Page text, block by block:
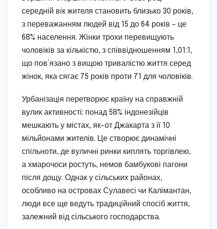
середній вік жителя становить близько 30 років,
з переважанням людей від 15 до 64 років – це
68% населення. Жінки трохи перевищують
чоловіків за кількістю, з співвідношенням 1,01:1,
що пов’язано з вищою тривалістю життя серед
жінок, яка сягає 75 років проти 71 для чоловіків.
Урбанізація перетворює країну на справжній
вулик активності: понад 58% індонезійців
мешкають у містах, як-от Джакарта з її 10
мільйонами жителів. Це створює динамічні
спільноти, де вуличні ринки киплять торгівлею,
а хмарочоси ростуть, немов бамбукові пагони
після дощу. Однак у сільських районах,
особливо на островах Сулавесі чи Калімантан,
люди все ще ведуть традиційний спосіб життя,
залежний від сільського господарства.